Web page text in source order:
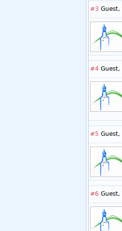
#3 Guest,
#4 Guest,
#5 Guest,
#6 Guest,